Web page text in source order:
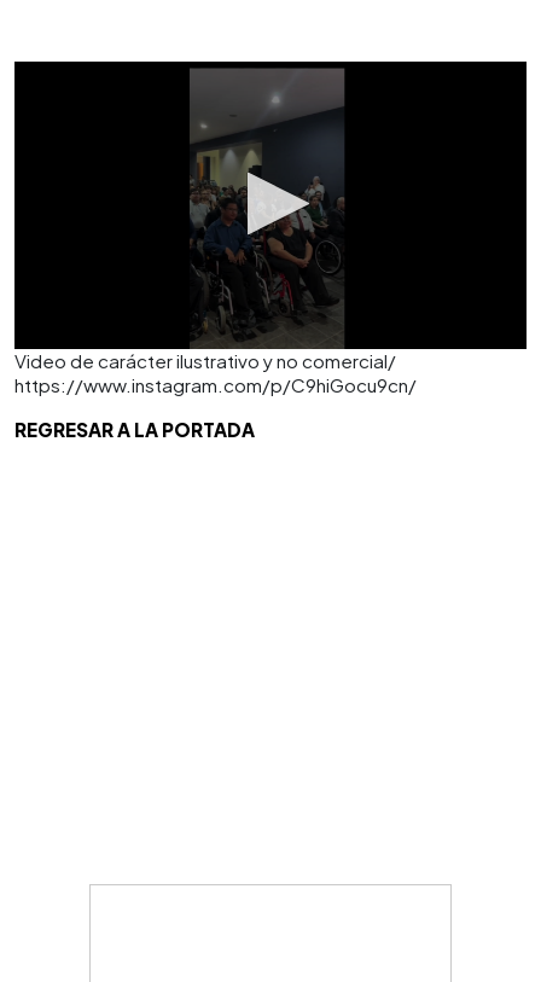
Video de carácter ilustrativo y no comercial/
https://www.instagram.com/p/C9hiGocu9cn/
REGRESAR A LA PORTADA